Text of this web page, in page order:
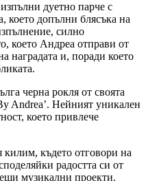
дуетно парче с
което допълни блясъка на
силно
което Андреа отправи от
наградата и, поради което
черна рокля от своята
Andrea’. Нейният уникален
което привлече
където отговори на
радостта си от
музикални проекти.